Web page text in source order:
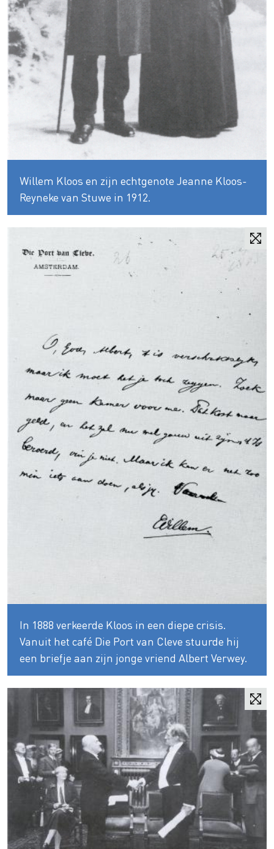
Willem Kloos en zijn echtgenote Jeanne Kloos-
Reyneke van Stuwe in 1912.
In 1888 verkeerde Kloos in een diepe crisis.
Vanuit het café Die Port van Cleve stuurde hij
een briefje aan zijn jonge vriend Albert Verwey.